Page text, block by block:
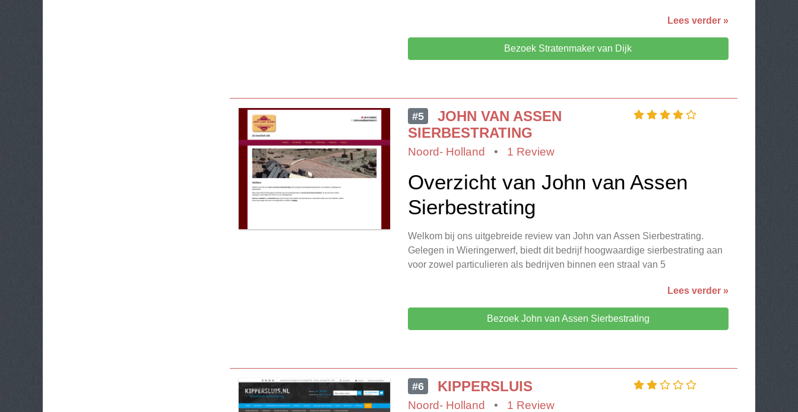
Lees verder »
Bezoek Stratenmaker van Dijk
#5
JOHN VAN ASSEN
SIERBESTRATING
Noord- Holland • 1 Review
Overzicht van John van Assen
Sierbestrating
Welkom bij ons uitgebreide review van John van Assen Sierbestrating.
Gelegen in Wieringerwerf, biedt dit bedrijf hoogwaardige sierbestrating aan
voor zowel particulieren als bedrijven binnen een straal van 5
Lees verder »
Bezoek John van Assen Sierbestrating
#6 KIPPERSLUIS
Noord- Holland • 1 Review